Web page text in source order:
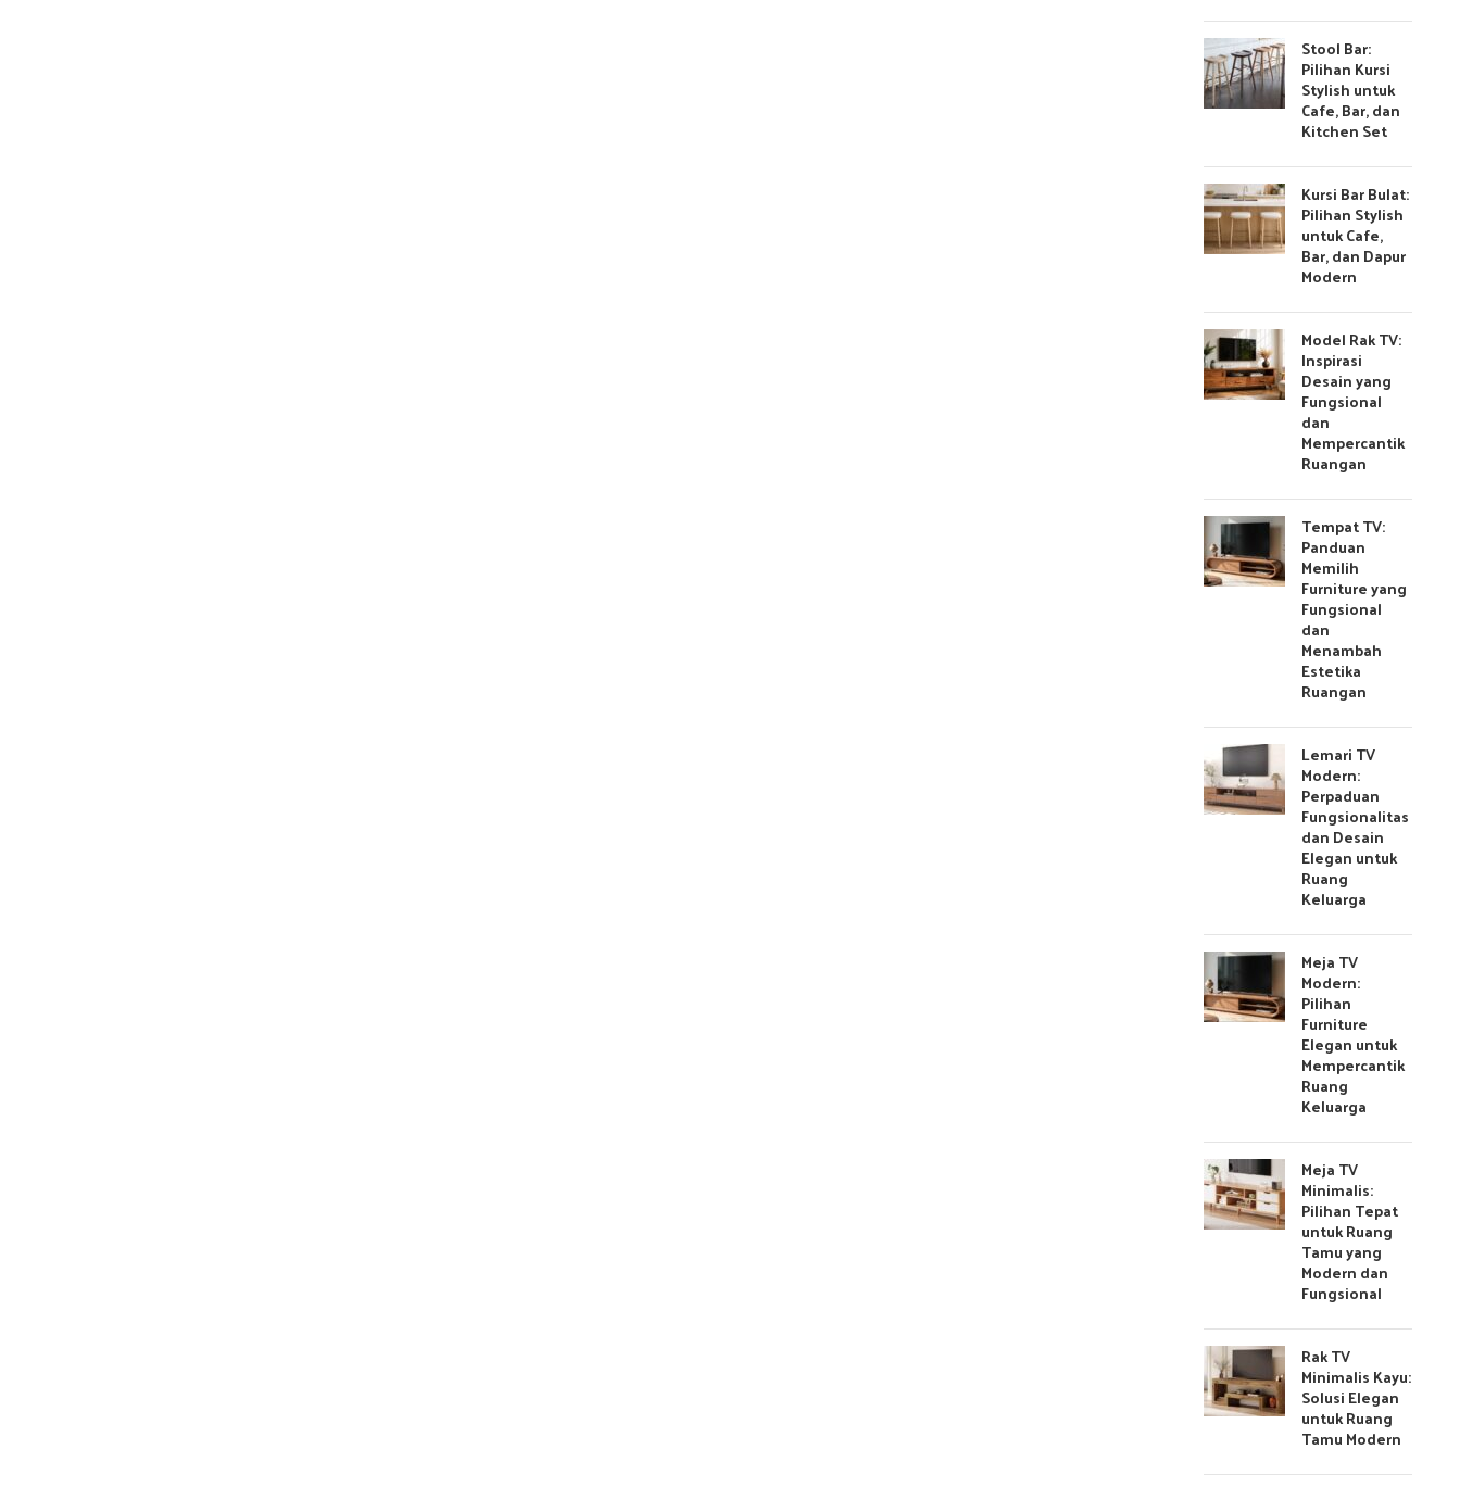
Stool Bar:
Pilihan Kursi
Stylish untuk
Cafe, Bar, dan
Kitchen Set
Kursi Bar Bulat:
Pilihan Stylish
untuk Cafe,
Bar, dan Dapur
Modern
Model Rak TV:
Inspirasi
Desain yang
Fungsional
dan
Mempercantik
Ruangan
Tempat TV:
Panduan
Memilih
Furniture yang
Fungsional
dan
Menambah
Estetika
Ruangan
Lemari TV
Modern:
Perpaduan
Fungsionalitas
dan Desain
Elegan untuk
Ruang
Keluarga
Meja TV
Modern:
Pilihan
Furniture
Elegan untuk
Mempercantik
Ruang
Keluarga
Meja TV
Minimalis:
Pilihan Tepat
untuk Ruang
Tamu yang
Modern dan
Fungsional
Rak TV
Minimalis Kayu:
Solusi Elegan
untuk Ruang
Tamu Modern